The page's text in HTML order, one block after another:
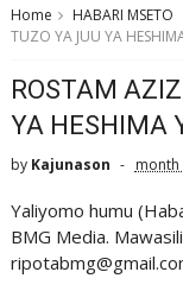
Home HABARI MSETO
TUZO YA JUU YA
ROSTAM
YA HESHIMA
by Kajunason month
Yaliyomo humu
BMG Media.